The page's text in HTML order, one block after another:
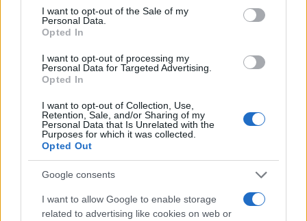
consent section.
I want to opt-out of the Sale of my
Personal Data.
Opted In
I want to opt-out of processing my
Personal Data for Targeted Advertising.
Opted In
I want to opt-out of Collection, Use,
Retention, Sale, and/or Sharing of my
Personal Data that Is Unrelated with the
Purposes for which it was collected.
Opted Out
Google consents
I want to allow Google to enable storage
related to advertising like cookies on web or